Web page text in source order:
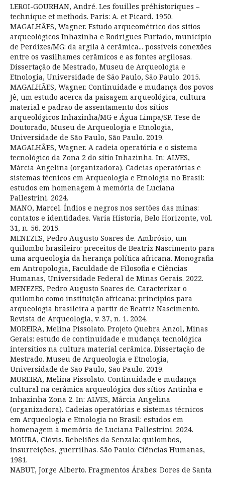
LEROI-GOURHAN, André. Les fouilles préhistoriques –
technique et methods. Paris: A. et Picard. 1950.
MAGALHÃES, Wagner. Estudo arqueométrico dos sítios
arqueológicos Inhazinha e Rodrigues Furtado, município
de Perdizes/MG: da argila à cerâmica... possíveis conexões
entre os vasilhames cerâmicos e as fontes argilosas.
Dissertação de Mestrado, Museu de Arqueologia e
Etnologia, Universidade de São Paulo, São Paulo. 2015.
MAGALHÃES, Wagner. Continuidade e mudança dos povos
Jê, um estudo acerca da paisagem arqueológica, cultura
material e padrão de assentamento dos sítios
arqueológicos Inhazinha/MG e Água Limpa/SP. Tese de
Doutorado, Museu de Arqueologia e Etnologia,
Universidade de São Paulo, São Paulo. 2019.
MAGALHÃES, Wagner. A cadeia operatória e o sistema
tecnológico da Zona 2 do sítio Inhazinha. In: ALVES,
Márcia Angelina (organizadora). Cadeias operatórias e
sistemas técnicos em Arqueologia e Etnologia no Brasil:
estudos em homenagem à memória de Luciana
Pallestrini. 2024.
MANO, Marcel. Índios e negros nos sertões das minas:
contatos e identidades. Varia Historia, Belo Horizonte, vol.
31, n. 56. 2015.
MENEZES, Pedro Augusto Soares de. Ambrósio, um
quilombo brasileiro: preceitos de Beatriz Nascimento para
uma arqueologia da herança política africana. Monografia
em Antropologia, Faculdade de Filosofia e Ciências
Humanas, Universidade Federal de Minas Gerais. 2022.
MENEZES, Pedro Augusto Soares de. Caracterizar o
quilombo como instituição africana: princípios para
arqueologia brasileira a partir de Beatriz Nascimento.
Revista de Arqueologia, v. 37, n. 1. 2024.
MOREIRA, Melina Pissolato. Projeto Quebra Anzol, Minas
Gerais: estudo de continuidade e mudança tecnológica
intersítios na cultura material cerâmica. Dissertação de
Mestrado. Museu de Arqueologia e Etnologia,
Universidade de São Paulo, São Paulo. 2019.
MOREIRA, Melina Pissolato. Continuidade e mudança
cultural na cerâmica arqueológica dos sítios Antinha e
Inhazinha Zona 2. In: ALVES, Márcia Angelina
(organizadora). Cadeias operatórias e sistemas técnicos
em Arqueologia e Etnologia no Brasil: estudos em
homenagem à memória de Luciana Pallestrini. 2024.
MOURA, Clóvis. Rebeliões da Senzala: quilombos,
insurreições, guerrilhas. São Paulo: Ciências Humanas,
1981.
NABUT, Jorge Alberto. Fragmentos Árabes: Dores de Santa